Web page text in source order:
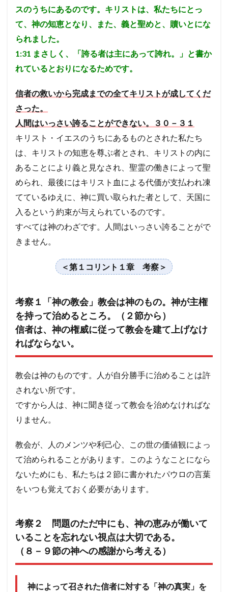
スのうちにあるのです。キリストは、私たちにとっ
て、神の知恵となり、また、義と聖めと、贖いとにな
られました。
1:31 まさしく、「誇る者は主にあって誇れ。」と書か
れているとおりになるためです。
信者の救いから完成までの全てキリストが成してくだ
さった。
人間はいっさい誇ることができない。３０－３１
キリスト・イエスのうちにあるものとされた私たち
は、キリストの知恵を尊ぶ者とされ、キリストの内に
あることにより義と見なされ、聖霊の働きによって聖
められ、最後にはキリスト血による代価が支払われ凍
てているゆえに、神に買い取られた者として、天国に
入るという約束が与えられているのです。
すべては神のわざです。人間はいっさい誇ることがで
きません。
＜第１コリント１章 考察＞
考察１「神の教会」教会は神のもの。神が主権
を持って治めるところ。（２節から）
信者は、神の権威に従って教会を建て上げなけ
ればならない。
教会は神のものです。人が自分勝手に治めることは許
されない所です。
ですから人は、神に聞き従って教会を治めなければな
りません。
教会が、人のメンツや利己心、この世の価値観によっ
て治められることがあります。このようなことになら
ないためにも、私たちは２節に書かれたパウロの言葉
をいつも覚えておく必要があります。
考察２ 問題のただ中にも、神の恵みが働いて
いることを忘れない視点は大切である。
（８－９節の神への感謝から考える）
神によって召された信者に対する「神の真実」を